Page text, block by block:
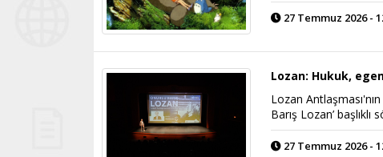
27 Temmuz 2026 -
Lozan: Hukuk,
Lozan
Barış Lozan’
27 Temmuz 2026 -